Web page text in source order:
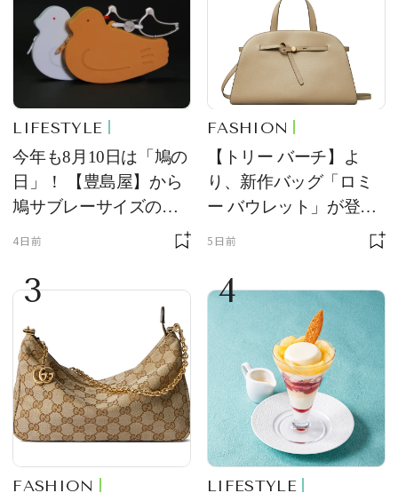
LIFESTYLE
今年も8月10日は「鳩の
日」！ 【豊島屋】から
鳩サブレーサイズのポ
ーチ「はとっこ」を限
4日前
FASHION
【トリー バーチ】よ
り、新作バッグ「ロミ
ー バウレット」が登
場！ デザイン性と収納
5日前
3
FASHION
4
LIFESTYLE